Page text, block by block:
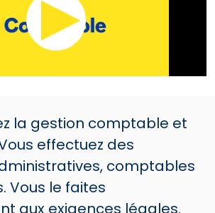
la gestion comptable et
effectuez des
comptables
Vous le faites
aux exigences légales.